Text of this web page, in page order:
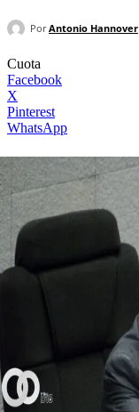
Por Antonio Hannover
Cuota
Facebook
X
Pinterest
WhatsApp